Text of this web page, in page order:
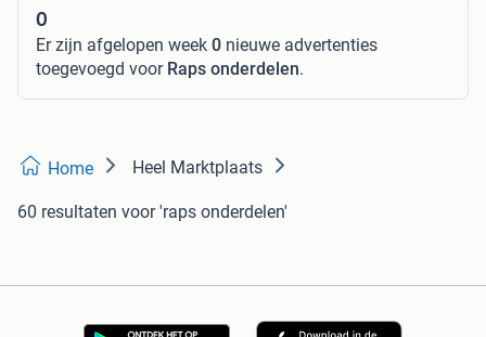
0
Er zijn afgelopen week 0 nieuwe advertenties
toegevoegd voor Raps onderdelen.
Home Heel Marktplaats
60 resultaten voor 'raps onderdelen'